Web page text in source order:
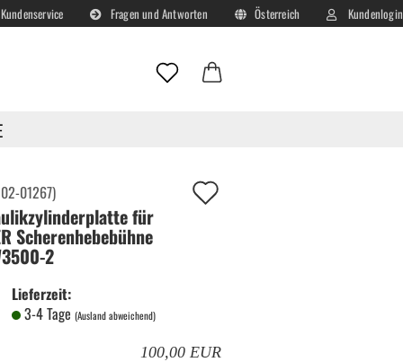
Kundenservice Fragen und Antworten Österreich Kundenlogin
Passwort vergessen?
02-01267)
für
Scherenhebebühne
2
Lieferzeit:
3-4 Tage (Ausland abweichend)
100,00 EUR